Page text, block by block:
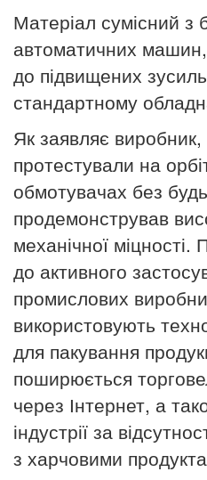
Матеріал сумісний з
автоматичних
до підвищених
стандартному
Як заявляє
протестували на
обмотувачах без
продемонстрував
механічної міцності.
до активного
промислових
використовують
для пакування
поширюється
через Інтернет, а
індустрії за
з харчовими